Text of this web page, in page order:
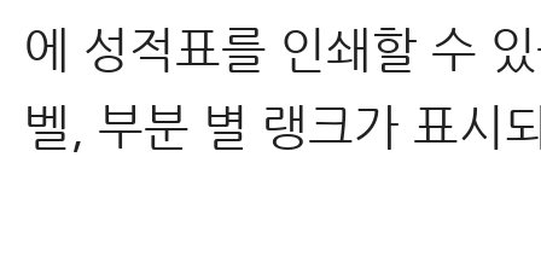
에 성적표를 인쇄할 수
벨, 부분 별 랭크가 표시